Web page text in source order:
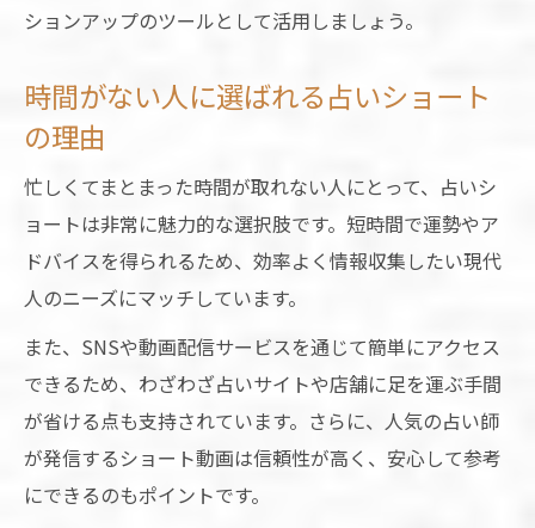
ションアップのツールとして活用しましょう。
時間がない人に選ばれる占いショート
の理由
忙しくてまとまった時間が取れない人にとって、占いシ
ョートは非常に魅力的な選択肢です。短時間で運勢やア
ドバイスを得られるため、効率よく情報収集したい現代
人のニーズにマッチしています。
また、SNSや動画配信サービスを通じて簡単にアクセス
できるため、わざわざ占いサイトや店舗に足を運ぶ手間
が省ける点も支持されています。さらに、人気の占い師
が発信するショート動画は信頼性が高く、安心して参考
にできるのもポイントです。